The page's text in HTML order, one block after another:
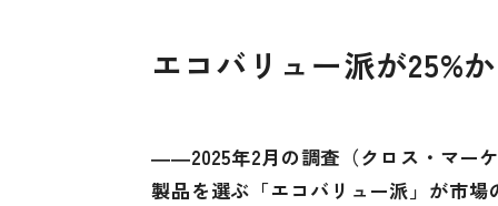
エコバリュー派が25%
――2025年2月の調査（クロス・マー
製品を選ぶ「エコバリュー派」が市